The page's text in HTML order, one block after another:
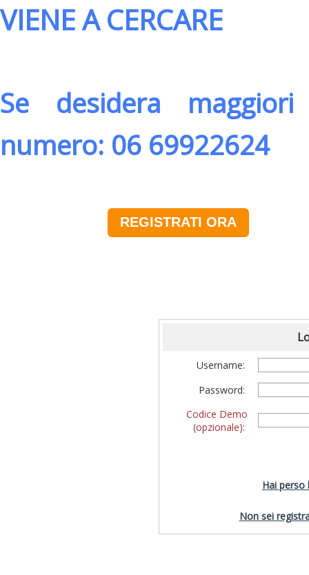
VIENE A CERCARE
Se desidera
numero: 06 69922624
REGISTRATI ORA
Username:
Password:
Codice Demo
(opzionale):
Hai perso
Non sei